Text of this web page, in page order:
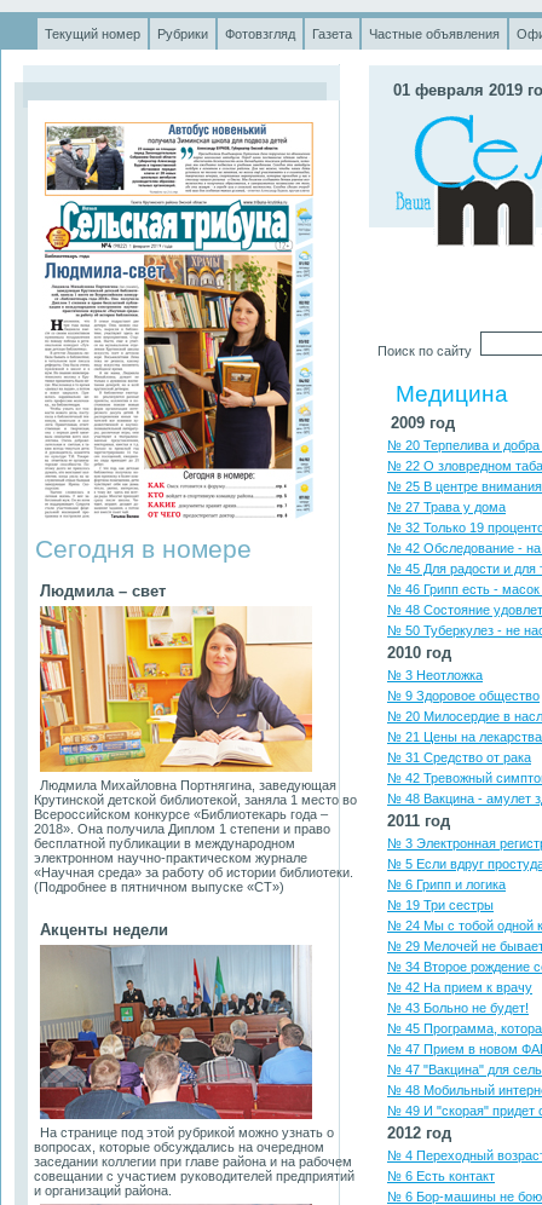
Текущий номер Рубрики Фотовзгляд Газета Частные объявления
Сегодня в номере
Людмила – свет
Людмила Михайловна Портнягина, заведующая
Крутинской детской библиотекой, заняла 1 место во
Всероссийском конкурсе «Библиотекарь года –
2018». Она получила Диплом 1 степени и право
бесплатной публикации в международном
электронном научно-практическом журнале
«Научная среда» за работу об истории библиотеки.
(Подробнее в пятничном выпуске «СТ»)
Акценты недели
На странице под этой рубрикой можно узнать о
вопросах, которые обсуждались на очередном
заседании коллегии при главе района и на рабочем
совещании с участием руководителей предприятий
и организаций района.
01 февраля 2019
Поиск по сайту
Медицина
2009 год
№ 20 Терпелива и добра
№ 22 О зловредном
№ 25 В центре внимания
№ 27 Трава у дома
№ 32 Только 19
№ 42 Обследование -
№ 45 Для радости и для
№ 46 Грипп есть - масок
№ 48 Состояние
№ 50 Туберкулез - не
2010 год
№ 3 Неотложка
№ 9 Здоровое общество
№ 20 Милосердие в
№ 21 Цены на лекарства
№ 31 Средство от рака
№ 42 Тревожный
№ 48 Вакцина - амулет
2011 год
№ 3 Электронная
№ 5 Если вдруг
№ 6 Грипп и логика
№ 19 Три сестры
№ 24 Мы с тобой одной
№ 29 Мелочей не
№ 34 Второе рождение
№ 42 На прием к врачу
№ 43 Больно не будет!
№ 45 Программа,
№ 47 Прием в новом
№ 47 "Вакцина" для
№ 48 Мобильный
№ 49 И "скорая" придет
2012 год
№ 4 Переходный
№ 6 Есть контакт
№ 6 Бор-машины не